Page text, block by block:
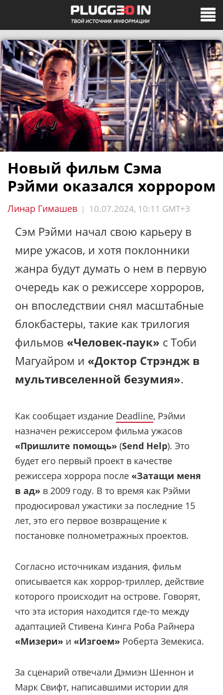
Новый фильм Сэма
Рэйми оказался хоррором
Линар Гимашев | 10.07.2024, 10:11 GMT+3
Сэм Рэйми начал свою карьеру в
мире ужасов, и хотя поклонники
жанра будут думать о нем в первую
очередь как о режиссере хорроров,
он впоследствии снял масштабные
блокбастеры, такие как трилогия
фильмов «Человек-паук» с Тоби
Магуайром и «Доктор Стрэндж в
мультивселенной безумия».
Как сообщает издание Deadline, Рэйми
назначен режиссером фильма ужасов
«Пришлите помощь» (Send Help). Это
будет его первый проект в качестве
режиссера хоррора после «Затащи меня
в ад» в 2009 году. В то время как Рэйми
продюсировал ужастики за последние 15
лет, это его первое возвращение к
постановке полнометражных проектов.
Согласно источникам издания, фильм
описывается как хоррор-триллер, действие
которого происходит на острове. Говорят,
что эта история находится где-то между
адаптацией Стивена Кинга Роба Райнера
«Мизери» и «Изгоем» Роберта Земекиса.
За сценарий отвечали Дэмиэн Шеннон и
Марк Свифт, написавшими истории для